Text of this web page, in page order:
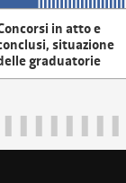
in atto e
situazione
graduatorie